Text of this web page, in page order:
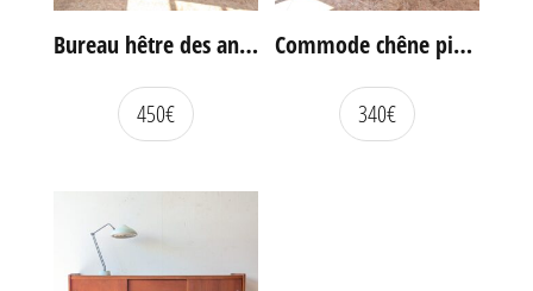
Bureau hêtre des années 60
450€
Commode chêne pieds compas vintage
340€